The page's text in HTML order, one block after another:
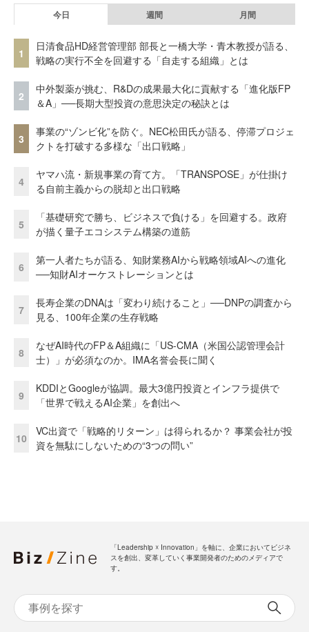
今日 週間 月間
1
日清食品HD経営管理部 部長と一橋大学・青木教授が語る、
戦略の実行不全を回避する「自走する組織」とは
2
中外製薬が挑む、R&Dの成果最大化に貢献する「進化版FP
＆A」──長期大型投資の意思決定の秘訣とは
3
事業の“ゾンビ化”を防ぐ。NEC松田氏が語る、停滞プロジェ
クトを打破する多様な「出口戦略」
4
ヤマハ流・新規事業の育て方。「TRANSPOSE」が仕掛け
る自前主義からの脱却と出口戦略
5
「基礎研究で勝ち、ビジネスで負ける」を回避する。政府
が描く量子エコシステム構築の道筋
6
第一人者たちが語る、知財業務AIから戦略領域AIへの進化
──知財AIオーケストレーションとは
7
長寿企業のDNAは「変わり続けること」──DNPの調査から
見る、100年企業の生存戦略
8
なぜAI時代のFP＆A組織に「US-CMA（米国公認管理会計
士）」が必須なのか。IMA名誉会長に聞く
9
KDDIとGoogleが協調。最大3億円投資とインフラ提供で
「世界で戦えるAI企業」を創出へ
10
VC出資で「戦略的リターン」は得られるか？ 事業会社が投
資を無駄にしないための“3つの問い”
「Leadership ☓ Innovation」を軸に、企業においてビジネ
スを創出、変革していく事業開発者のためのメディアで
す。